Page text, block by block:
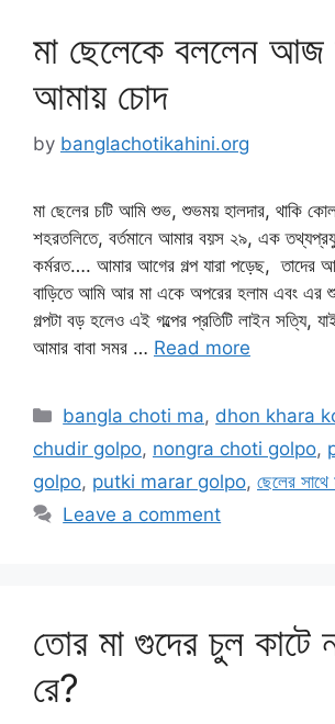
মা ছেলেকে বললেন আজ
আমায় চোদ
by banglachotikahini.org
মা ছেলের চটি আমি শুভ, শুভময় হালদার, থাকি
শহরতলিতে, বর্তমানে আমার বয়স ২৯, এক
কর্মরত…. আমার আগের গল্প যারা পড়েছ, তাদের
বাড়িতে আমি আর মা একে অপরের হলাম এবং এর
গল্পটা বড় হলেও এই গল্পের প্রতিটি লাইন সত্যি,
আমার বাবা সমর … Read more
Categories
bangla choti ma, dhon khara
chudir golpo, nongra choti golpo,
golpo, putki marar golpo, ছেলের সাথে
Leave a comment
তোর মা গুদের চুল কাটে
রে?